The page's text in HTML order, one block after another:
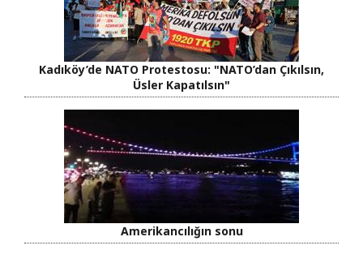
Kadıköy’de NATO Protestosu: "NATO’dan Çıkılsın,
Üsler Kapatılsın"
Amerikancılığın sonu